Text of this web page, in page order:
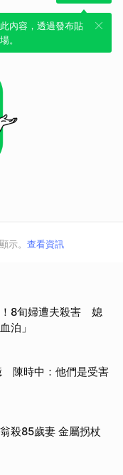
內容，透過發布貼
。
示。 查看資訊
8旬婦遭夫殺害 媳
泊」
陳時中：他們是受害
殺85歲妻 金屬拐杖